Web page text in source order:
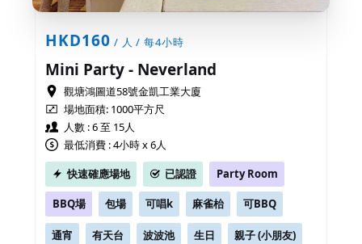
HKD160 / 人 / 每4小時
Mini Party - Neverland
觀塘鴻圖道58號金凱工業大廈
場地面積: 1000平方尺
人數 : 6 至 15人
最低消費 : 4小時 x 6人
快速確應場地
已認證 Party Room
BBQ場 包場 可唱k 麻雀枱 可BBQ
通宵 有天台 波波池 生日 親子 (小朋友)